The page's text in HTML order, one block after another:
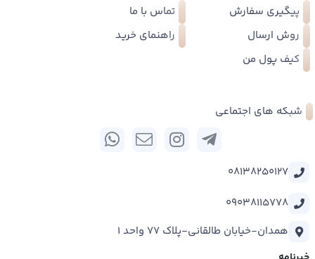
پیگیری سفارش
تماس با ما
روش ارسال
راهنمای خرید
کیف پول من
شبکه های اجتماعی
08138250127
09038115778
همدان-خیابان طالقانی-پلاک 77 واحد 1